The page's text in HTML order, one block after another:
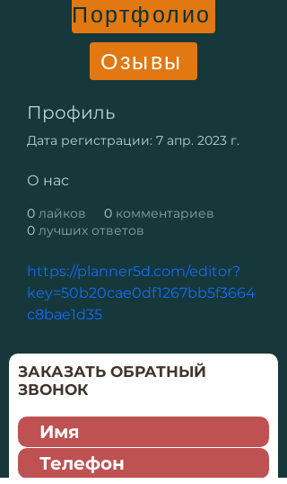
Портфолио
Озывы
Профиль
Дата регистрации: 7 апр. 2023 г.
О нас
0 лайков 0 комментариев
0 лучших ответов
https://planner5d.com/editor?
key=50b20cae0df1267bb5f3664
c8bae1d35
ЗАКАЗАТЬ ОБРАТНЫЙ
ЗВОНОК